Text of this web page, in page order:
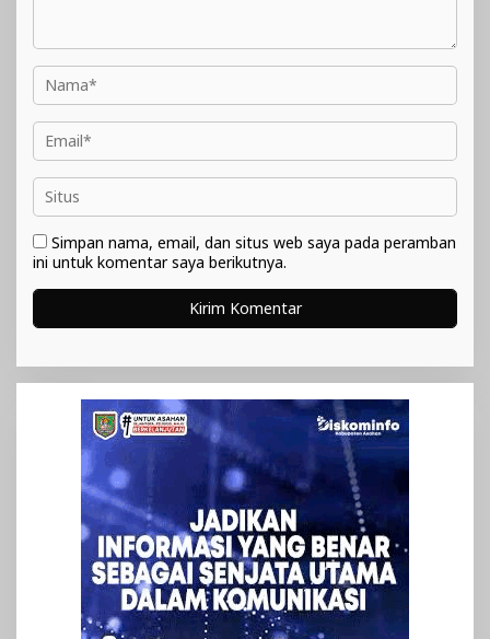
Simpan nama, email, dan situs web saya pada peramban
ini untuk komentar saya berikutnya.